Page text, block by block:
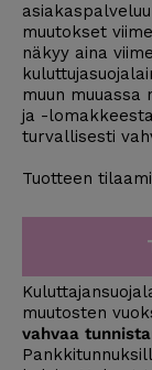
muutokset
näkyy aina
muun muuassa
ja -lomakkeesta
turvallisesti
Tuotteen
muutosten
vahvaa